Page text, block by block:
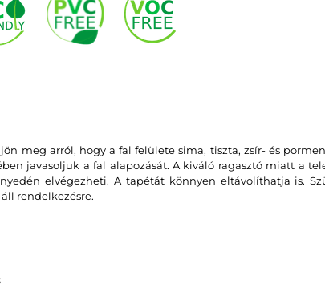
meg arról, hogy a fal felülete sima, tiszta, zsír- és
javasoljuk a fal alapozását. A kiváló ragasztó miatt a
elvégezheti. A tapétát könnyen eltávolíthatja is.
rendelkezésre.